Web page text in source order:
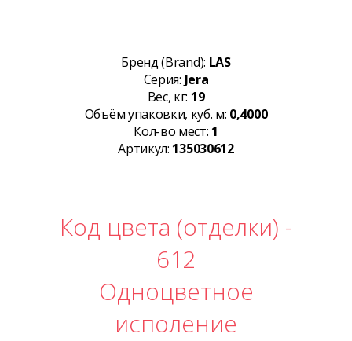
Бренд (Brand): LAS
Серия: Jera
Вес, кг: 19
Объём упаковки, куб. м: 0,4000
Кол-во мест: 1
Артикул: 135030612
Код цвета (отделки) -
612
Одноцветное
исполение